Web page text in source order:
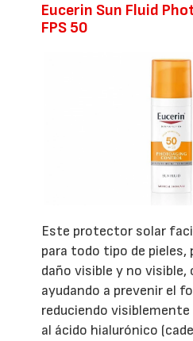
Eucerin Sun Fluid
FPS 50
Este protector solar
para todo tipo de pieles,
daño visible y no visible,
ayudando a prevenir el
reduciendo
al ácido hialurónico